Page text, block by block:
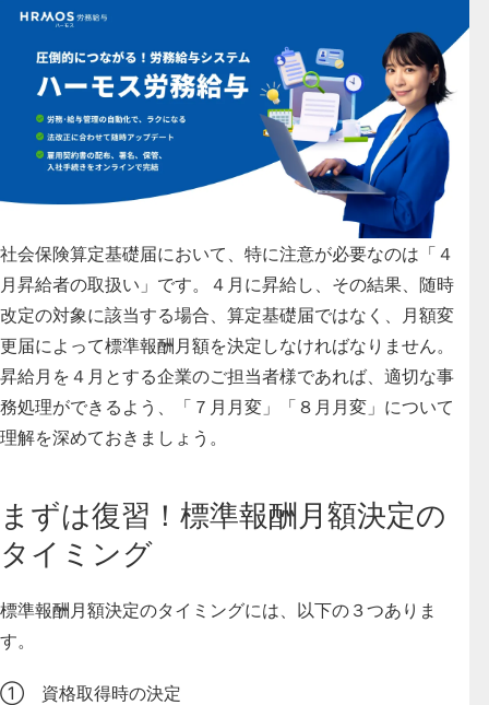
社会保険算定基礎届において、特に注意が必要なのは「４
月昇給者の取扱い」です。４月に昇給し、その結果、随時
改定の対象に該当する場合、算定基礎届ではなく、月額変
更届によって標準報酬月額を決定しなければなりません。
昇給月を４月とする企業のご担当者様であれば、適切な事
務処理ができるよう、「７月月変」「８月月変」について
理解を深めておきましょう。
まずは復習！標準報酬月額決定の
タイミング
標準報酬月額決定のタイミングには、以下の３つありま
す。
① 資格取得時の決定